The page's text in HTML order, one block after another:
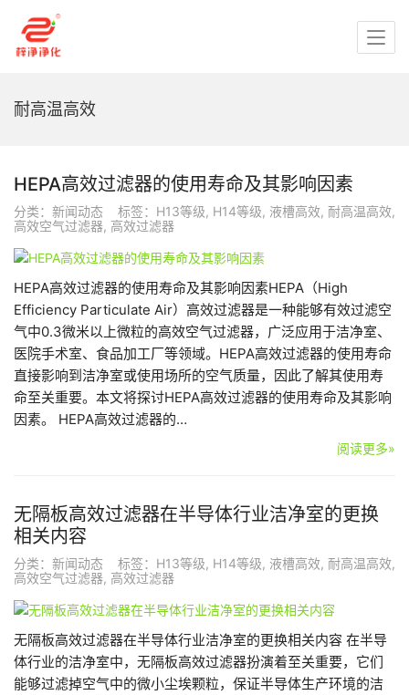
耐高温高效
HEPA高效过滤器的使用寿命及其影响因素
分类： 新闻动态 标签： H13等级, H14等级, 液槽高效, 耐高温高效,
高效空气过滤器, 高效过滤器
HEPA高效过滤器的使用寿命及其影响因素HEPA（High
Efficiency Particulate Air）高效过滤器是一种能够有效过滤空
气中0.3微米以上微粒的高效空气过滤器，广泛应用于洁净室、
医院手术室、食品加工厂等领域。HEPA高效过滤器的使用寿命
直接影响到洁净室或使用场所的空气质量，因此了解其使用寿
命至关重要。本文将探讨HEPA高效过滤器的使用寿命及其影响
因素。 HEPA高效过滤器的…
阅读更多»
无隔板高效过滤器在半导体行业洁净室的更换
相关内容
分类： 新闻动态 标签： H13等级, H14等级, 液槽高效, 耐高温高效,
高效空气过滤器, 高效过滤器
无隔板高效过滤器在半导体行业洁净室的更换相关内容 在半导
体行业的洁净室中，无隔板高效过滤器扮演着至关重要，它们
能够过滤掉空气中的微小尘埃颗粒，保证半导体生产环境的洁